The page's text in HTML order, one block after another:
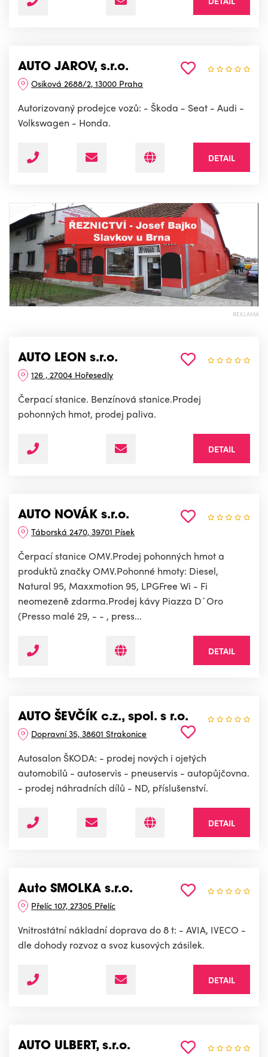
AUTO JAROV, s.r.o.
Osiková 2688/2, 13000 Praha
Autorizovaný prodejce vozů: - Škoda - Seat - Audi -
Volkswagen - Honda.
DETAIL
REKLAMA
AUTO LEON s.r.o.
126 , 27004 Hořesedly
Čerpací stanice. Benzínová stanice.Prodej
pohonných hmot, prodej paliva.
DETAIL
AUTO NOVÁK s.r.o.
Táborská 2470, 39701 Písek
Čerpací stanice OMV.Prodej pohonných hmot a
produktů značky OMV.Pohonné hmoty: Diesel,
Natural 95, Maxxmotion 95, LPGFree Wi - Fi
neomezeně zdarma.Prodej kávy Piazza D´Oro
(Presso malé 29, - - , press...
DETAIL
AUTO ŠEVČÍK c.z., spol. s r.o.
Dopravní 35, 38601 Strakonice
Autosalon ŠKODA: - prodej nových i ojetých
automobilů - autoservis - pneuservis - autopůjčovna.
- prodej náhradních dílů - ND, příslušenství.
DETAIL
Auto SMOLKA s.r.o.
Přelíc 107, 27305 Přelíc
Vnitrostátní nákladní doprava do 8 t: - AVIA, IVECO -
dle dohody rozvoz a svoz kusových zásilek.
DETAIL
AUTO ULBERT, s.r.o.